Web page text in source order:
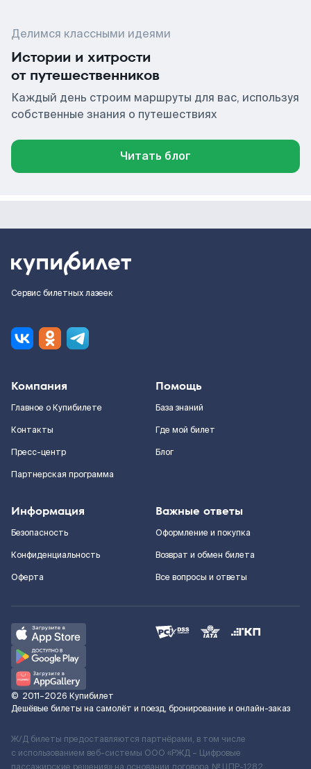
Делимся классными идеями
Истории и хитрости
от путешественников
Каждый день строим маршруты для вас, используя
собственные знания о путешествиях
Читать блог
Сервис билетных лазеек
Компания
Главное о Купибилете
Контакты
Пресс-центр
Партнерская программа
Помощь
База знаний
Где мой билет
Блог
Информация
Безопасность
Конфиденциальность
Оферта
Важные ответы
Оформление и покупка
Возврат и обмен билета
Все вопросы и ответы
© 2011–2026 Купибилет
Дешёвые билеты на самолёт и поезд, бронирование и онлайн-заказ
Ж/Д билеты предоставляются партнёрами, в том числе
с использованием веб-системы ООО «РЖД – Цифровые